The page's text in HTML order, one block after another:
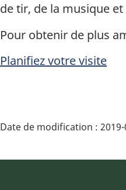
de tir, de la musique
Pour obtenir de plus
Planifiez votre visite
Date de modification :